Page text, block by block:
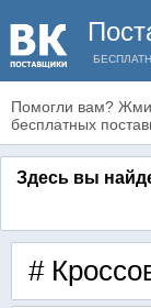
Помогли вам?
бесплатных
Здесь вы
#